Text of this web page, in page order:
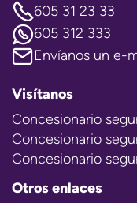
605 31 23 33
605 312 333
Envíanos un e-
Visítanos
Concesionario
Concesionario
Concesionario
Otros enlaces